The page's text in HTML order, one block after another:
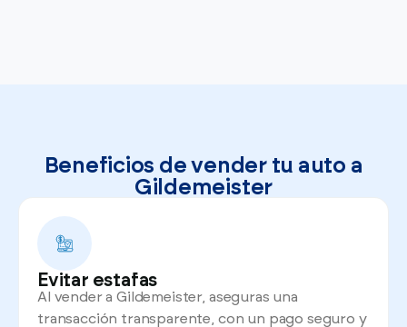
Beneficios de vender tu auto a
Gildemeister
Evitar estafas
Al vender a Gildemeister, aseguras una
transacción transparente, con un pago seguro y